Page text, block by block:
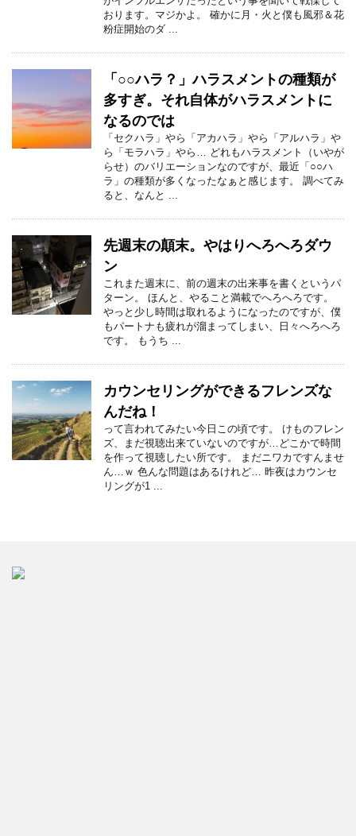
おります。マジかよ。 確かに月・火と僕も風邪＆花
粉症開始のダ ...
「○○ハラ？」ハラスメントの種類が
多すぎ。それ自体がハラスメントに
なるのでは
「セクハラ」やら「アカハラ」やら「アルハラ」や
ら「モラハラ」やら… どれもハラスメント（いやが
らせ）のバリエーションなのですが、最近「○○ハ
ラ」の種類が多くなったなぁと感じます。 調べてみ
ると、なんと ...
先週末の顛末。やはりへろへろダウ
ン
これまた週末に、前の週末の出来事を書くというパ
ターン。 ほんと、やること満載でへろへろです。
やっと少し時間は取れるようになったのですが、僕
もパートナも疲れが溜まってしまい、日々へろへろ
です。 もうち ...
カウンセリングができるフレンズな
んだね！
って言われてみたい今日この頃です。 けものフレン
ズ、まだ視聴出来ていないのですが…どこかで時間
を作って視聴したい所です。 まだニワカですんませ
ん…ｗ 色んな問題はあるけれど… 昨夜はカウンセ
リングが1 ...